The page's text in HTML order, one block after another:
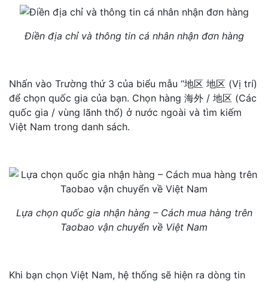
Điền địa chỉ và thông tin cá nhân nhận đơn hàng
Nhấn vào Trường thứ 3 của biểu mẫu “地区 地区 (Vị trí)
để chọn quốc gia của bạn. Chọn hàng 海外 / 地区 (Các
quốc gia / vùng lãnh thổ) ở nước ngoài và tìm kiếm
Việt Nam trong danh sách.
Lựa chọn quốc gia nhận hàng – Cách mua hàng trên
Taobao vận chuyển về Việt Nam
Khi bạn chọn Việt Nam, hệ thống sẽ hiện ra dòng tin